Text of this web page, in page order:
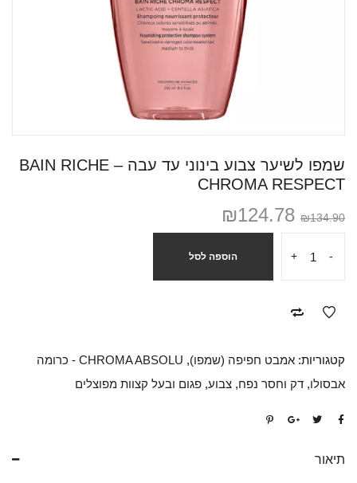
שמפו לשיער צבוע בינוני עד עבה – BAIN RICHE
CHROMA RESPECT
₪134.90
₪124.78
-
+ הוספה לסל
קטגוריות: אמבט חפיפה (שמפו),
CHROMA ABSOLU - כרומה
אבסולו, דק וחסר נפח, צבוע, פגום ובעל קצוות מפוצלים
תיאור